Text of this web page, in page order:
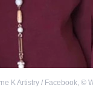
K Artistry / Facebook, ©